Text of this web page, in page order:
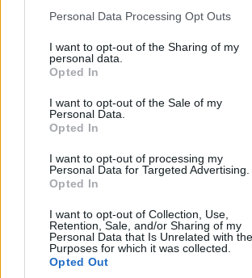
Please note that this website/app uses one
not limited to your visit or usage behaviour.
grant or deny consent to Google and its
use your data for below specified purposes
consent section.
Personal Data Processing Opt Outs
I want to opt-out of the Sharing of my
personal data.
Opted In
I want to opt-out of the Sale of my
Personal Data.
Opted In
I want to opt-out of processing my
Personal Data for Targeted Advertising.
Opted In
I want to opt-out of Collection, Use,
Retention, Sale, and/or Sharing of my
Personal Data that Is Unrelated with the
Purposes for which it was collected.
Opted Out
2025. szeptember 20. 10:30
Kanye West ellen
Presser Gábor pert indított Kanye West
engedély nélkül használta a Gyöngyhajú
zenész New Yorkban személyesen is
tárgyaláson.